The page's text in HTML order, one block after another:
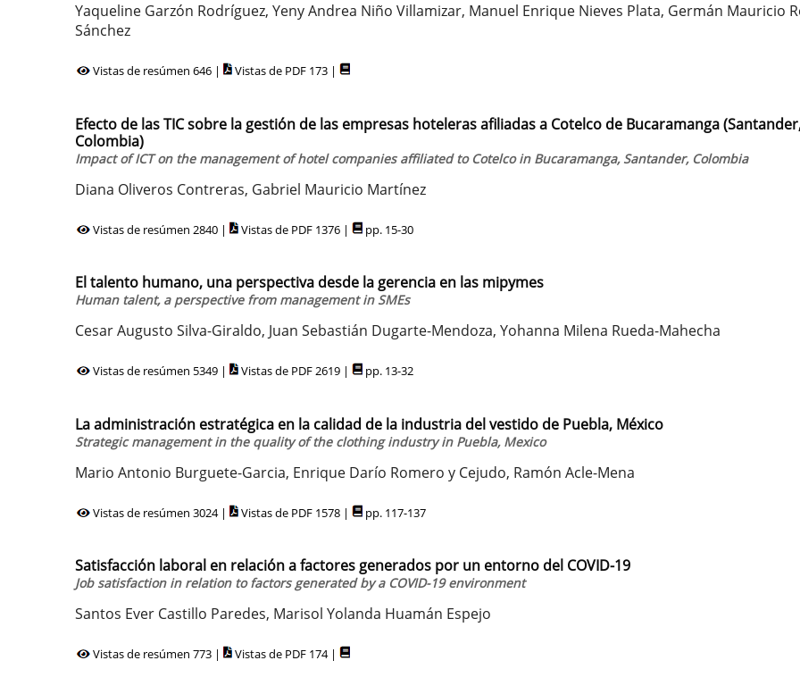
Yaqueline Garzón Rodríguez, Yeny Andrea Niño Villamizar, Manuel Enrique Nieves Plata, Germán Mauricio
Sánchez
Vistas de resúmen 646 | Vistas de PDF 173 |
Efecto de las TIC sobre la gestión de las empresas hoteleras afiliadas a Cotelco de Bucaramanga
Colombia)
Impact of ICT on the management of hotel companies affiliated to Cotelco in Bucaramanga, Santander, Colombia
Diana Oliveros Contreras, Gabriel Mauricio Martínez
Vistas de resúmen 2840 | Vistas de PDF 1376 | pp. 15-30
El talento humano, una perspectiva desde la gerencia en las mipymes
Human talent, a perspective from management in SMEs
Cesar Augusto Silva-Giraldo, Juan Sebastián Dugarte-Mendoza, Yohanna Milena Rueda-Mahecha
Vistas de resúmen 5349 | Vistas de PDF 2619 | pp. 13-32
La administración estratégica en la calidad de la industria del vestido de Puebla, México
Strategic management in the quality of the clothing industry in Puebla, Mexico
Mario Antonio Burguete-Garcia, Enrique Darío Romero y Cejudo, Ramón Acle-Mena
Vistas de resúmen 3024 | Vistas de PDF 1578 | pp. 117-137
Satisfacción laboral en relación a factores generados por un entorno del COVID-19
Job satisfaction in relation to factors generated by a COVID-19 environment
Santos Ever Castillo Paredes, Marisol Yolanda Huamán Espejo
Vistas de resúmen 773 | Vistas de PDF 174 |